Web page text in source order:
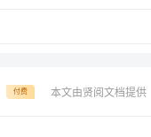
付费 本文由贤阅文档提供